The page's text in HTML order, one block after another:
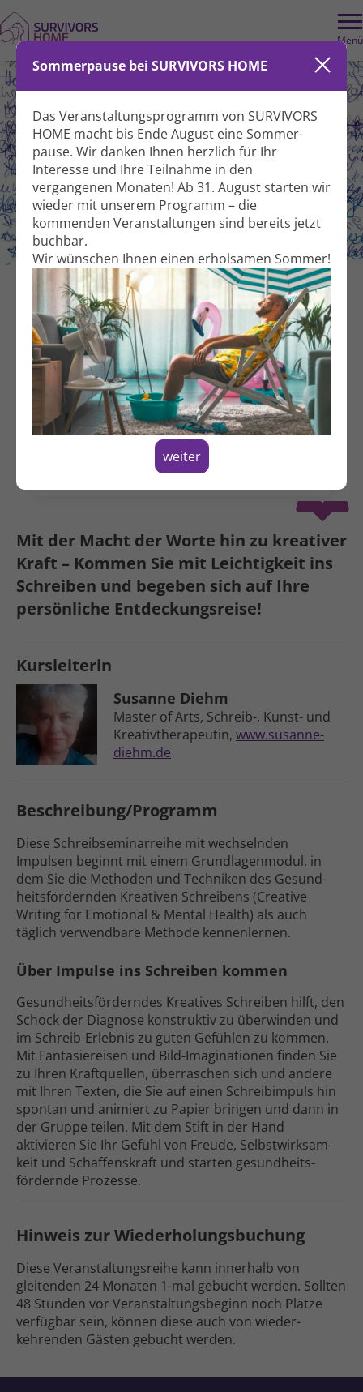
Menü
Sommerpause bei SURVIVORS HOME
Das Veranstaltungs­programm von SURVIVORS
HOME macht bis Ende August eine Sommer­
pause. Wir danken Ihnen herzlich für Ihr
Interesse und Ihre Teil­nahme in den
vergangenen Monaten! Ab 31. August starten wir
wieder mit unserem Programm – die
kommenden Veranstal­tungen sind bereits jetzt
buchbar.
Wir wünschen Ihnen einen erholsamen Sommer!
weiter
Mit der Macht der Worte hin zu kreativer
Kraft – Kommen Sie mit Leichtig­keit ins
Schreiben und bege­ben sich auf Ihre
persön­liche Ent­deckungsreise!
Kursleiterin
Susanne Diehm
Master of Arts, Schreib-, Kunst- und
Kreativ­therapeutin, www.susanne-
diehm.de
Beschreibung/Programm
Diese Schreibseminarreihe mit wechselnden
Impulsen beginnt mit einem Grund­lagen­modul, in
dem Sie die Methoden und Techniken des Gesund­
heits­fördernden Kreativen Schreibens (Creative
Writing for Emotional & Mental Health) als auch
täglich verwendbare Methode kennenlernen.
Über Impulse ins Schreiben kommen
Gesundheitsförderndes Kreatives Schreiben hilft, den
Schock der Diagnose konstruktiv zu über­winden und
im Schreib-Erlebnis zu guten Gefühlen zu kommen.
Mit Fantasie­reisen und Bild-Imaginationen finden Sie
zu Ihren Kraft­quellen, überraschen sich und andere
mit Ihren Texten, die Sie auf einen Schreib­impuls hin
spontan und animiert zu Papier bringen und dann in
der Gruppe teilen. Mit dem Stift in der Hand
aktivieren Sie Ihr Gefühl von Freude, Selbst­wirksam­
keit und Schaffens­kraft und starten gesund­heits­
fördernde Prozesse.
Hinweis zur Wiederholungs­buchung
Diese Veranstaltungs­reihe kann inner­halb von
gleitenden 24 Monaten 1-mal gebucht werden. Sollten
48 Stunden vor Veranstaltungs­beginn noch Plätze
ver­fügbar sein, können diese auch von wieder­
kehrenden Gästen gebucht werden.
Schreib-Reisen (Einsteiger)
Kreativität Mitmach-Kurs
Für Betroffene
Montag, 26.01.2026
15:00 - 17:00 Uhr
Hildegardstraße 31
Spenden